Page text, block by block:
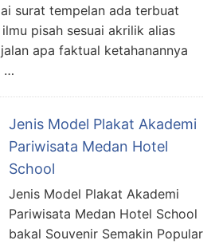
surat tempelan ada terbuat
pisah sesuai akrilik alias
apa faktual ketahanannya
…
Jenis Model Plakat Akademi
Pariwisata Medan Hotel
School
Jenis Model Plakat Akademi
Pariwisata Medan Hotel School
bakal Souvenir Semakin Popular